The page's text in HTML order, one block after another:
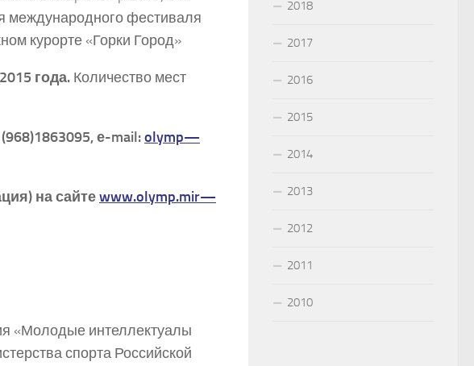
международного фестиваля
курорте «Горки Город»
года. Количество мест
е-mail:olymp—
на сайтеwww.olymp.mir—
«Молодые интеллектуалы
спорта Российской
2018
2017
2016
2015
2014
2013
2012
2011
2010